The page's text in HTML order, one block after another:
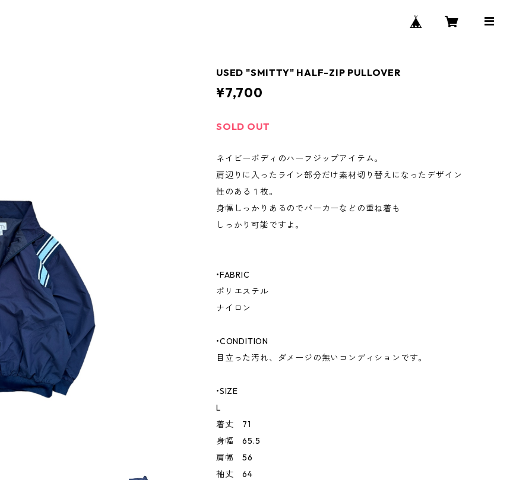
USED "SMITTY" HALF-ZIP PULLOVER
¥7,700
SOLD OUT
ネイビーボディのハーフジップアイテム。
肩辺りに入ったライン部分だけ素材切り替えになったデザイン
性のある１枚。
身幅しっかりあるのでパーカーなどの重ね着も
しっかり可能ですよ。
•FABRIC
ポリエステル
ナイロン
•CONDITION
目立った汚れ、ダメージの無いコンディションです。
•SIZE
L
着丈 71
身幅 65.5
肩幅 56
袖丈 64